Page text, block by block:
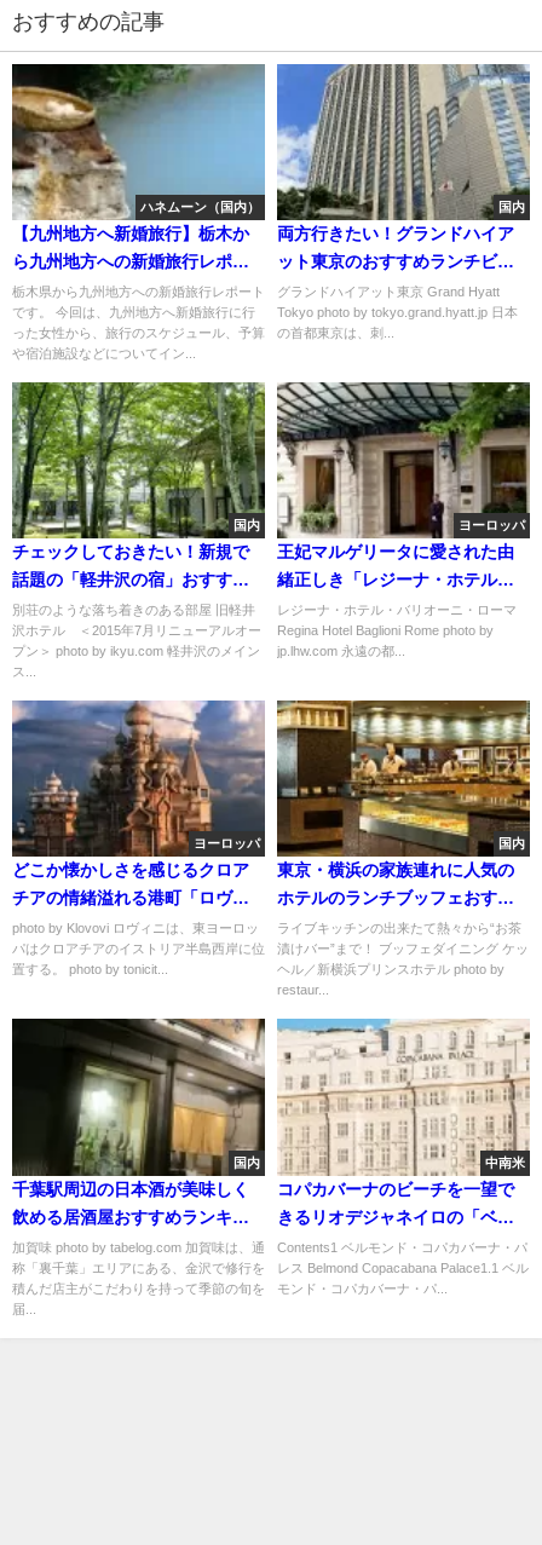
おすすめの記事
ハネムーン（国内）
【九州地方へ新婚旅行】栃木か
ら九州地方への新婚旅行レポー
ト
栃木県から九州地方への新婚旅行レポート
です。 今回は、九州地方へ新婚旅行に行
った女性から、旅行のスケジュール、予算
や宿泊施設などについてイン...
国内
両方行きたい！グランドハイア
ット東京のおすすめランチビュ
ッフェ
グランドハイアット東京 Grand Hyatt
Tokyo photo by tokyo.grand.hyatt.jp 日本
の首都東京は、刺...
国内
チェックしておきたい！新規で
話題の「軽井沢の宿」おすすめ
５選
別荘のような落ち着きのある部屋 旧軽井
沢ホテル ＜2015年7月リニューアルオー
プン＞ photo by ikyu.com 軽井沢のメイン
ス...
ヨーロッパ
王妃マルゲリータに愛された由
緒正しき「レジーナ・ホテル・
バリオーニ・ローマ」
レジーナ・ホテル・バリオーニ・ローマ
Regina Hotel Baglioni Rome photo by
jp.lhw.com 永遠の都...
ヨーロッパ
どこか懐かしさを感じるクロア
チアの情緒溢れる港町「ロヴィ
ニ」
photo by Klovovi ロヴィニは、東ヨーロッ
パはクロアチアのイストリア半島西岸に位
置する。 photo by tonicit...
国内
東京・横浜の家族連れに人気の
ホテルのランチブッフェおすす
め６選
ライブキッチンの出来たて熱々から“お茶
漬けバー”まで！ ブッフェダイニング ケッ
ヘル／新横浜プリンスホテル photo by
restaur...
国内
千葉駅周辺の日本酒が美味しく
飲める居酒屋おすすめランキン
グ
加賀味 photo by tabelog.com 加賀味は、通
称「裏千葉」エリアにある、金沢で修行を
積んだ店主がこだわりを持って季節の旬を
届...
中南米
コパカバーナのビーチを一望で
きるリオデジャネイロの「ベル
モンド・コパカバーナ・パレ
ス」
Contents1 ベルモンド・コパカバーナ・パ
レス Belmond Copacabana Palace1.1 ベル
モンド・コパカバーナ・パ...